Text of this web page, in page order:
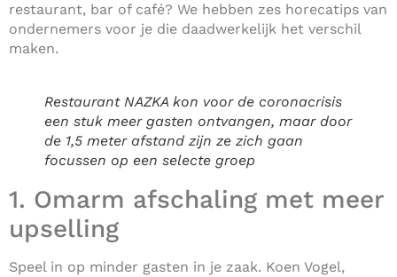
restaurant, bar of café? We hebben zes horecatips van
ondernemers voor je die daadwerkelijk het verschil
maken.
Restaurant NAZKA kon voor de coronacrisis
een stuk meer gasten ontvangen, maar door
de 1,5 meter afstand zijn ze zich gaan
focussen op een selecte groep
1. Omarm afschaling met meer
upselling
Speel in op minder gasten in je zaak. Koen Vogel,